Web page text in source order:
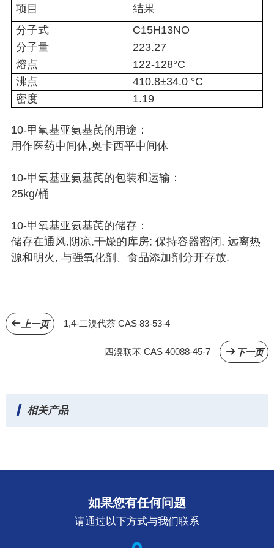
项目
结果
分子式
C15H13NO
分子量
223.27
熔点
122-128°C
沸点
410.8±34.0 °C
密度
1.19
10-甲氧基亚氨基芪的用途：
用作医药中间体,奥卡西平中间体
10-甲氧基亚氨基芪的包装和运输：
25kg/桶
10-甲氧基亚氨基芪的储存：
储存在通风,阴凉,干燥的库房; 保持容器密闭, 远离热
源和明火, 与强氧化剂、食品添加剂分开存放.
上一页 1,4-二溴代萘 CAS 83-53-4
下一页
四溴联苯 CAS 40088-45-7
相关产品
如果您有任何问题
请通过以下方式与我们联系